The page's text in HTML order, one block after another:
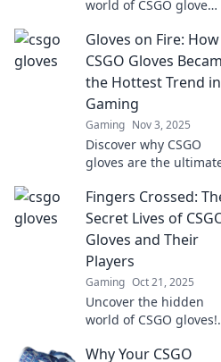
world of CSGO glove
finds and learn tips to
spark joy in your
inventory today!
Gloves on Fire: How
CSGO Gloves
the Hottest Trend in
Gaming
Gaming Nov 3, 2025
Discover why CSGO
gloves are the
gaming! Uncover
trends, prices, and
everyone’s talking
them now!
Fingers Crossed:
Secret Lives of
Gloves and Their
Players
Gaming Oct 21, 2025
Uncover the hidden
world of CSGO gloves!
digital accessories
Why Your CSGO